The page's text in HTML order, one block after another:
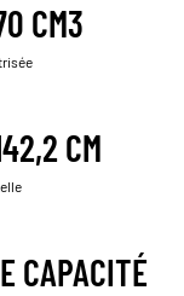
CM3
CM
CAPACITÉ